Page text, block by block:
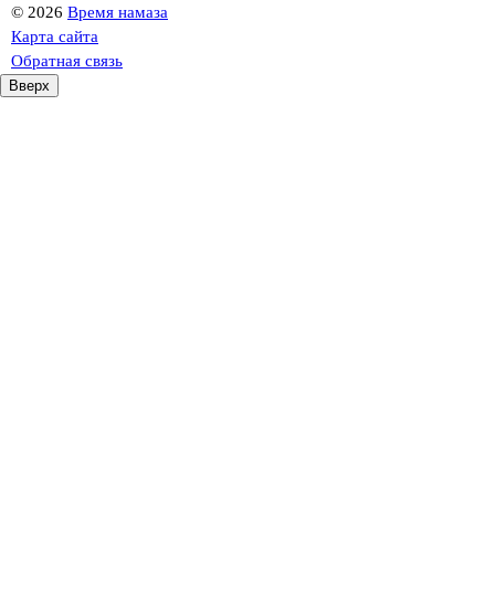
© 2026 Время намаза
Карта сайта
Обратная связь
Вверх